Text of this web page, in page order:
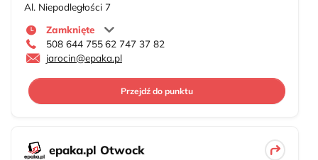
Al. Niepodległości 7
Zamknięte
508 644 75562 747 37 82
jarocin@epaka.pl
Przejdź do punktu
epaka.pl Otwock